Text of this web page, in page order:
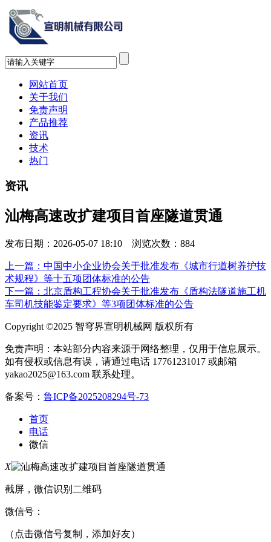
网站首页
关于我们
免责声明
产品推荐
资讯
技术
热门
资讯
汕梅高速改扩建项目首座隧道贯通
发布日期：2026-05-07 18:10 浏览次数： 884
上一篇：中国中小企业协会关于批准发布《城市行道树养护技
术规程》等十五项团体标准的公告
下一篇：北京盾构工程协会关于批准发布《盾构法隧道施工机
车司机技能鉴定要求》等3项团体标准的公告
Copyright ©2025 智穹界宣明机械网 版权所有
免责声明：本站部分内容来源于网络整理，仅用于信息展示。
如有侵权或信息有误，请通过电话 17761231017 或邮箱
yakao2025@163.com 联系处理。
备案号： 鲁ICP备2025208294号-73
首页
电话
微信
X
截屏，微信识别二维码
微信号：
（点击微信号复制，添加好友）